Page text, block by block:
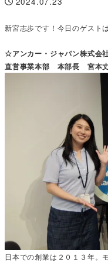
投稿日
新宮志歩です！今日のゲストは
☆アンカー・ジャパン株式会
直営事業本部 本部長 宮本
日本での創業は２０１３年。